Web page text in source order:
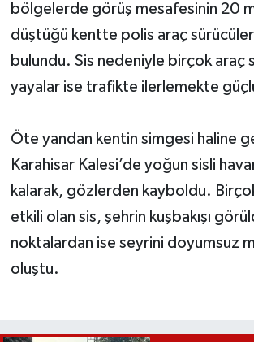
bölgelerde görüş mesafesinin 20
düştüğü kentte polis araç
bulundu. Sis nedeniyle birçok araç
yayalar ise trafikte ilerlemekte
Öte yandan kentin simgesi haline
Karahisar Kalesi’de yoğun sisli
kalarak, gözlerden kayboldu.
etkili olan sis, şehrin kuşbakışı
noktalardan ise seyrini doyumsuz
oluştu.